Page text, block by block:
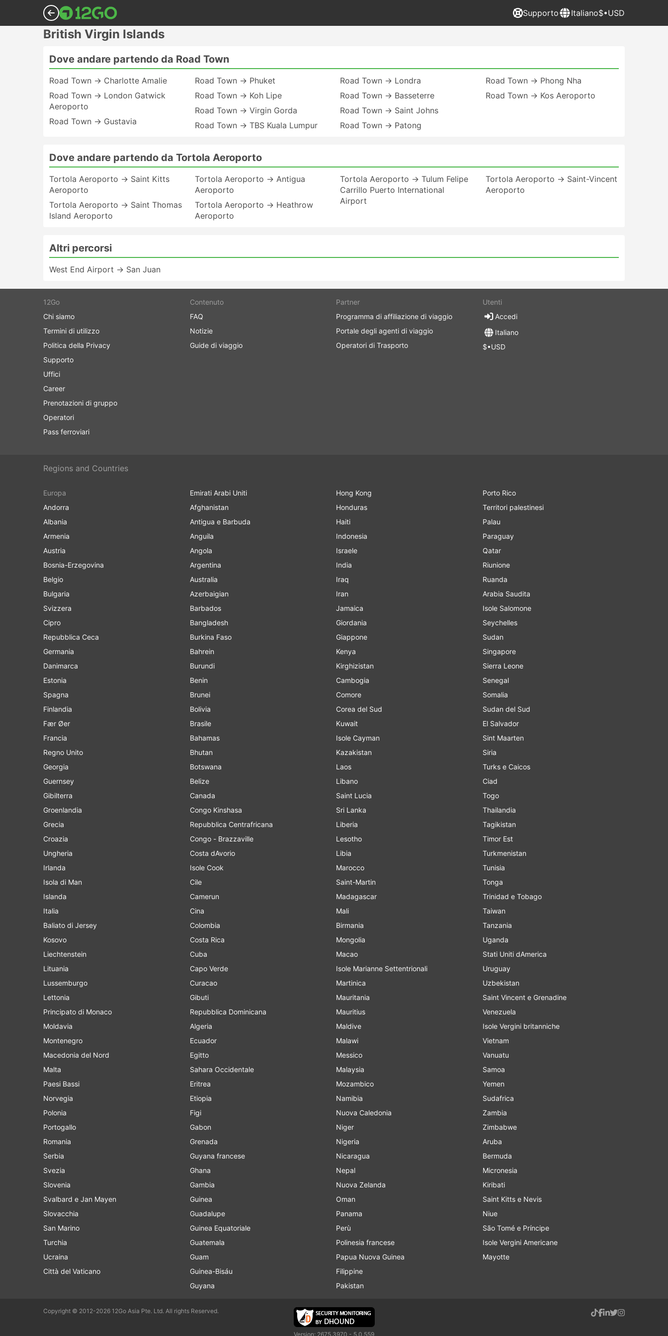
Supporto Italiano$•USD
British Virgin Islands
Dove andare partendo da Road Town
Road Town → Charlotte Amalie
Road Town → London Gatwick
Aeroporto
Road Town → Gustavia
Road Town → Phuket
Road Town → Koh Lipe
Road Town → Virgin Gorda
Road Town → TBS Kuala Lumpur
Road Town → Londra
Road Town → Basseterre
Road Town → Saint Johns
Road Town → Patong
Road Town → Phong Nha
Road Town → Kos Aeroporto
Dove andare partendo da Tortola Aeroporto
Tortola Aeroporto → Saint Kitts
Aeroporto
Tortola Aeroporto → Saint Thomas
Island Aeroporto
Tortola Aeroporto → Antigua
Aeroporto
Tortola Aeroporto → Heathrow
Aeroporto
Tortola Aeroporto → Tulum Felipe
Carrillo Puerto International
Airport
Tortola Aeroporto → Saint-Vincent
Aeroporto
Altri percorsi
West End Airport → San Juan
12Go
Chi siamo
Termini di utilizzo
Politica della Privacy
Supporto
Uffici
Career
Prenotazioni di gruppo
Operatori
Pass ferroviari
Contenuto
FAQ
Notizie
Guide di viaggio
Partner
Programma di affiliazione di viaggio
Portale degli agenti di viaggio
Operatori di Trasporto
Utenti
Accedi
Italiano
$•USD
Regions and Countries
Europa
Andorra
Albania
Armenia
Austria
Bosnia-Erzegovina
Belgio
Bulgaria
Svizzera
Cipro
Repubblica Ceca
Germania
Danimarca
Estonia
Spagna
Finlandia
Fær Øer
Francia
Regno Unito
Georgia
Guernsey
Gibilterra
Groenlandia
Grecia
Croazia
Ungheria
Irlanda
Isola di Man
Islanda
Italia
Baliato di Jersey
Kosovo
Liechtenstein
Lituania
Lussemburgo
Lettonia
Principato di Monaco
Moldavia
Montenegro
Macedonia del Nord
Malta
Paesi Bassi
Norvegia
Polonia
Portogallo
Romania
Serbia
Svezia
Slovenia
Svalbard e Jan Mayen
Slovacchia
San Marino
Turchia
Ucraina
Città del Vaticano
Emirati Arabi Uniti
Afghanistan
Antigua e Barbuda
Anguila
Angola
Argentina
Australia
Azerbaigian
Barbados
Bangladesh
Burkina Faso
Bahrein
Burundi
Benin
Brunei
Bolivia
Brasile
Bahamas
Bhutan
Botswana
Belize
Canada
Congo Kinshasa
Repubblica Centrafricana
Congo - Brazzaville
Costa dAvorio
Isole Cook
Cile
Camerun
Cina
Colombia
Costa Rica
Cuba
Capo Verde
Curacao
Gibuti
Repubblica Dominicana
Algeria
Ecuador
Egitto
Sahara Occidentale
Eritrea
Etiopia
Figi
Gabon
Grenada
Guyana francese
Ghana
Gambia
Guinea
Guadalupe
Guinea Equatoriale
Guatemala
Guam
Guinea-Bisáu
Guyana
Hong Kong
Honduras
Haiti
Indonesia
Israele
India
Iraq
Iran
Jamaica
Giordania
Giappone
Kenya
Kirghizistan
Cambogia
Comore
Corea del Sud
Kuwait
Isole Cayman
Kazakistan
Laos
Libano
Saint Lucia
Sri Lanka
Liberia
Lesotho
Libia
Marocco
Saint-Martin
Madagascar
Mali
Birmania
Mongolia
Macao
Isole Marianne Settentrionali
Martinica
Mauritania
Mauritius
Maldive
Malawi
Messico
Malaysia
Mozambico
Namibia
Nuova Caledonia
Niger
Nigeria
Nicaragua
Nepal
Nuova Zelanda
Oman
Panama
Perù
Polinesia francese
Papua Nuova Guinea
Filippine
Pakistan
Porto Rico
Territori palestinesi
Palau
Paraguay
Qatar
Riunione
Ruanda
Arabia Saudita
Isole Salomone
Seychelles
Sudan
Singapore
Sierra Leone
Senegal
Somalia
Sudan del Sud
El Salvador
Sint Maarten
Siria
Turks e Caicos
Ciad
Togo
Thailandia
Tagikistan
Timor Est
Turkmenistan
Tunisia
Tonga
Trinidad e Tobago
Taiwan
Tanzania
Uganda
Stati Uniti dAmerica
Uruguay
Uzbekistan
Saint Vincent e Grenadine
Venezuela
Isole Vergini britanniche
Vietnam
Vanuatu
Samoa
Yemen
Sudafrica
Zambia
Zimbabwe
Aruba
Bermuda
Micronesia
Kiribati
Saint Kitts e Nevis
Niue
São Tomé e Príncipe
Isole Vergini Americane
Mayotte
Copyright © 2012-2026 12Go Asia Pte. Ltd. All rights Reserved.
Version: 2675.3970 - 5.0.559